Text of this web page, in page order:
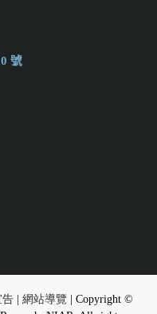
號
告 網站導覽 | Copyright ©